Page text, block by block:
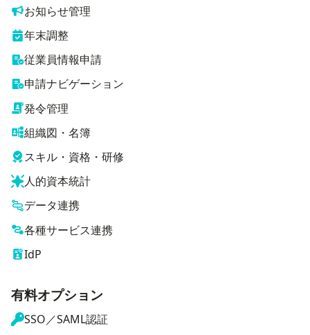
お知らせ管理
年末調整
従業員情報申請
申請ナビゲーション
発令管理
組織図・名簿
スキル・資格・研修
人的資本統計
データ連携
各種サービス連携
IdP
有料オプション
SSO／SAML認証